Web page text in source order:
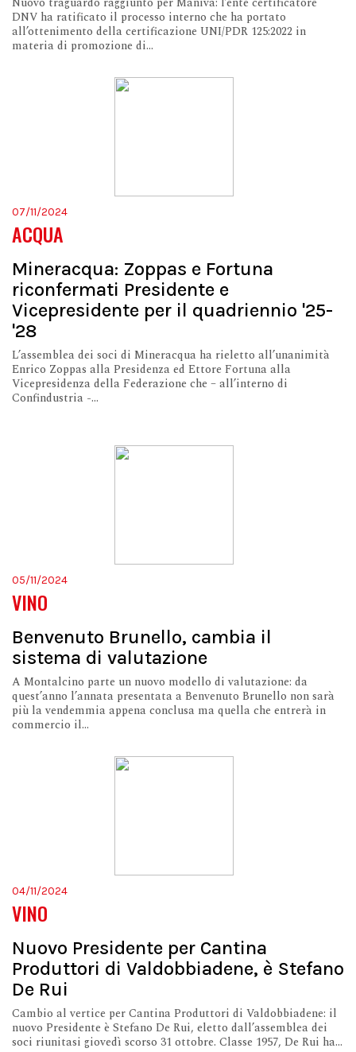
DNV ha ratificato il processo interno che ha portato
all’ottenimento della certificazione UNI/PDR 125:2022 in
materia di promozione di...
07/11/2024
ACQUA
Mineracqua: Zoppas e Fortuna
riconfermati Presidente e
Vicepresidente per il quadriennio '25-
'28
L’assemblea dei soci di Mineracqua ha rieletto all’unanimità
Enrico Zoppas alla Presidenza ed Ettore Fortuna alla
Vicepresidenza della Federazione che – all’interno di
Confindustria -...
05/11/2024
VINO
Benvenuto Brunello, cambia il
sistema di valutazione
A Montalcino parte un nuovo modello di valutazione: da
quest’anno l’annata presentata a Benvenuto Brunello non sarà
più la vendemmia appena conclusa ma quella che entrerà in
commercio il...
04/11/2024
VINO
Nuovo Presidente per Cantina
Produttori di Valdobbiadene, è Stefano
De Rui
Cambio al vertice per Cantina Produttori di Valdobbiadene: il
nuovo Presidente è Stefano De Rui, eletto dall’assemblea dei
soci riunitasi giovedì scorso 31 ottobre. Classe 1957, De Rui ha...